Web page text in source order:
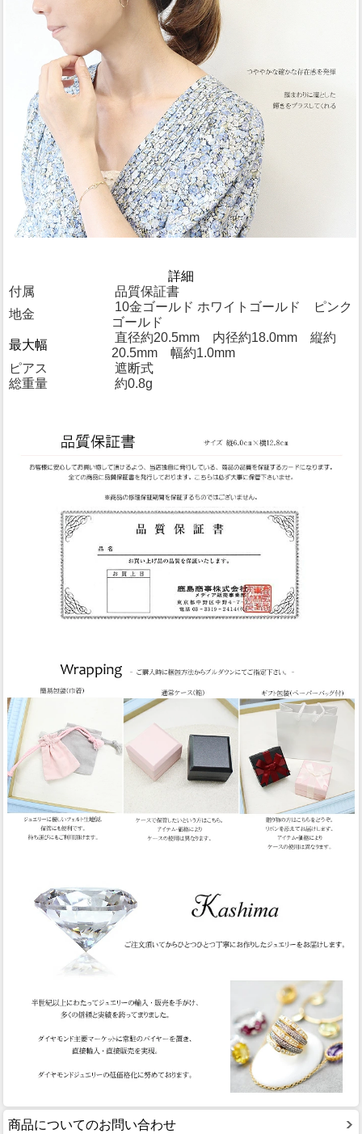
詳細
付属
品質保証書
地金
10金ゴールド ホワイトゴールド ピンク
ゴールド
最大幅
直径約20.5mm 内径約18.0mm 縦約
20.5mm 幅約1.0mm
ピアス
遮断式
総重量
約0.8g
商品についてのお問い合わせ